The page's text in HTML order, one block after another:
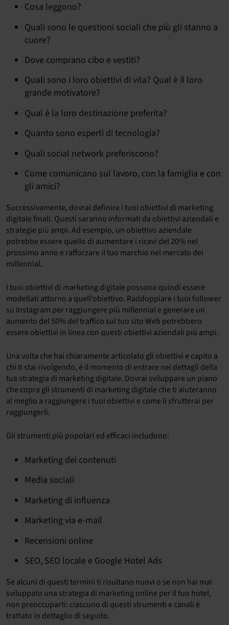
Cosa leggono?
Quali sono le questioni sociali che più gli stanno a
cuore?
Dove comprano cibo e vestiti?
Quali sono i loro obiettivi di vita? Qual è il loro
grande motivatore?
Qual è la loro destinazione preferita?
Quanto sono esperti di tecnologia?
Quali social network preferiscono?
Come comunicano sul lavoro, con la famiglia e con
gli amici?
Successivamente, dovrai definire i tuoi obiettivi di marketing
digitale finali. Questi saranno informati da obiettivi aziendali e
strategie più ampi. Ad esempio, un obiettivo aziendale
potrebbe essere quello di aumentare i ricavi del 20% nel
prossimo anno e rafforzare il tuo marchio nel mercato dei
millennial.
I tuoi obiettivi di marketing digitale possono quindi essere
modellati attorno a quell’obiettivo. Raddoppiare i tuoi follower
su Instagram per raggiungere più millennial e generare un
aumento del 50% del traffico sul tuo sito Web potrebbero
essere obiettivi in ​​linea con questi obiettivi aziendali più ampi.
Una volta che hai chiaramente articolato gli obiettivi e capito a
chi ti stai rivolgendo, è il momento di entrare nei dettagli della
tua strategia di marketing digitale. Dovrai sviluppare un piano
che copra gli strumenti di marketing digitale che ti aiuteranno
al meglio a raggiungere i tuoi obiettivi e come li sfrutterai per
raggiungerli.
Gli strumenti più popolari ed efficaci includono:
Marketing dei contenuti
Media sociali
Marketing di influenza
Marketing via e-mail
Recensioni online
SEO, SEO locale e Google Hotel Ads
Se alcuni di questi termini ti risultano nuovi o se non hai mai
sviluppato una strategia di marketing online per il tuo hotel,
non preoccuparti: ciascuno di questi strumenti e canali è
trattato in dettaglio di seguito.